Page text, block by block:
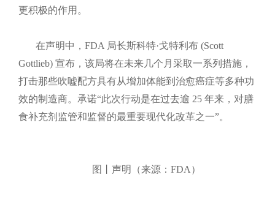
更积极的作用。
在声明中，FDA 局长斯科特·戈特利布 (Scott
Gottlieb) 宣布，该局将在未来几个月采取一系列措施，
打击那些吹嘘配方具有从增加体能到治愈癌症等多种功
效的制造商。承诺“此次行动是在过去逾 25 年来，对膳
食补充剂监管和监督的最重要现代化改革之一”。
图丨声明（来源：FDA）​